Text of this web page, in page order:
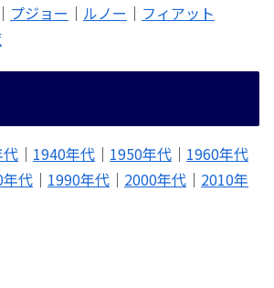
｜ プジョー ｜ ルノー ｜ フィアット
｜ 1940年代 ｜ 1950年代 ｜ 1960年代
代 ｜ 1990年代 ｜ 2000年代 ｜ 2010年